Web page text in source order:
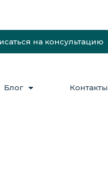
на консультацию
Блог Контакты